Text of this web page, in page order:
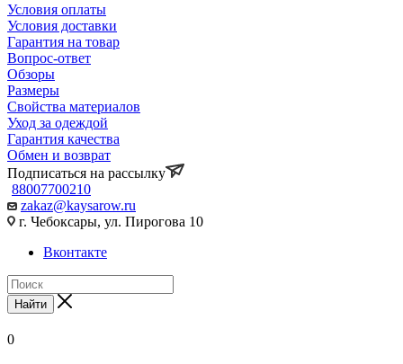
Условия оплаты
Условия доставки
Гарантия на товар
Вопрос-ответ
Обзоры
Размеры
Свойства материалов
Уход за одеждой
Гарантия качества
Обмен и возврат
Подписаться на рассылку
88007700210
zakaz@kaysarow.ru
г. Чебоксары, ул. Пирогова 10
Вконтакте
Найти
0